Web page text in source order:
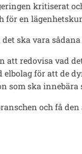
kritiserat
för en
ska vara
att redovisa vad
elbolag för att de
som ska
och få